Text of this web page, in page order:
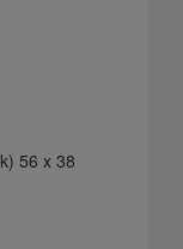
56 x 38